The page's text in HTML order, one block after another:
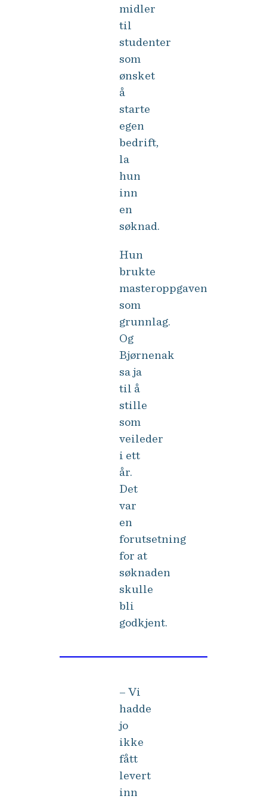
midler
til
studenter
som
ønsket
å
starte
egen
bedrift,
la
hun
inn
en
søknad.
Hun
brukte
masteroppgaven
som
grunnlag.
Og
Bjørnenak
sa ja
til å
stille
som
veileder
i ett
år.
Det
var
en
forutsetning
for at
søknaden
skulle
bli
godkjent.
– Vi
hadde
jo
ikke
fått
levert
inn